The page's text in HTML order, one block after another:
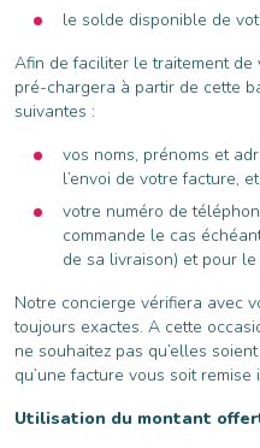
le solde disponible de
Afin de faciliter le traitement de
pré-chargera à partir de cette
suivantes :
vos noms, prénoms et
l’envoi de votre facture,
votre numéro de
commande le cas
de sa livraison) et pour
Notre concierge vérifiera avec
toujours exactes. A cette
ne souhaitez pas qu’elles
qu’une facture vous soit
Utilisation du montant